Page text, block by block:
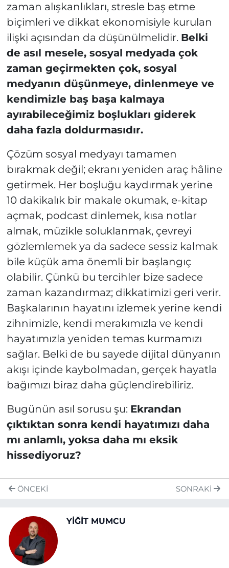
zaman alışkanlıkları, stresle baş etme
biçimleri ve dikkat ekonomisiyle kurulan
ilişki açısından da düşünülmelidir. Belki
de asıl mesele, sosyal medyada çok
zaman geçirmekten çok, sosyal
medyanın düşünmeye, dinlenmeye ve
kendimizle baş başa kalmaya
ayırabileceğimiz boşlukları giderek
daha fazla doldurmasıdır.
Çözüm sosyal medyayı tamamen
bırakmak değil; ekranı yeniden araç hâline
getirmek. Her boşluğu kaydırmak yerine
10 dakikalık bir makale okumak, e-kitap
açmak, podcast dinlemek, kısa notlar
almak, müzikle soluklanmak, çevreyi
gözlemlemek ya da sadece sessiz kalmak
bile küçük ama önemli bir başlangıç
olabilir. Çünkü bu tercihler bize sadece
zaman kazandırmaz; dikkatimizi geri verir.
Başkalarının hayatını izlemek yerine kendi
zihnimizle, kendi merakımızla ve kendi
hayatımızla yeniden temas kurmamızı
sağlar. Belki de bu sayede dijital dünyanın
akışı içinde kaybolmadan, gerçek hayatla
bağımızı biraz daha güçlendirebiliriz.
Bugünün asıl sorusu şu: Ekrandan
çıktıktan sonra kendi hayatımızı daha
mı anlamlı, yoksa daha mı eksik
hissediyoruz?
ÖNCEKI SONRAKI
YİĞİT MUMCU